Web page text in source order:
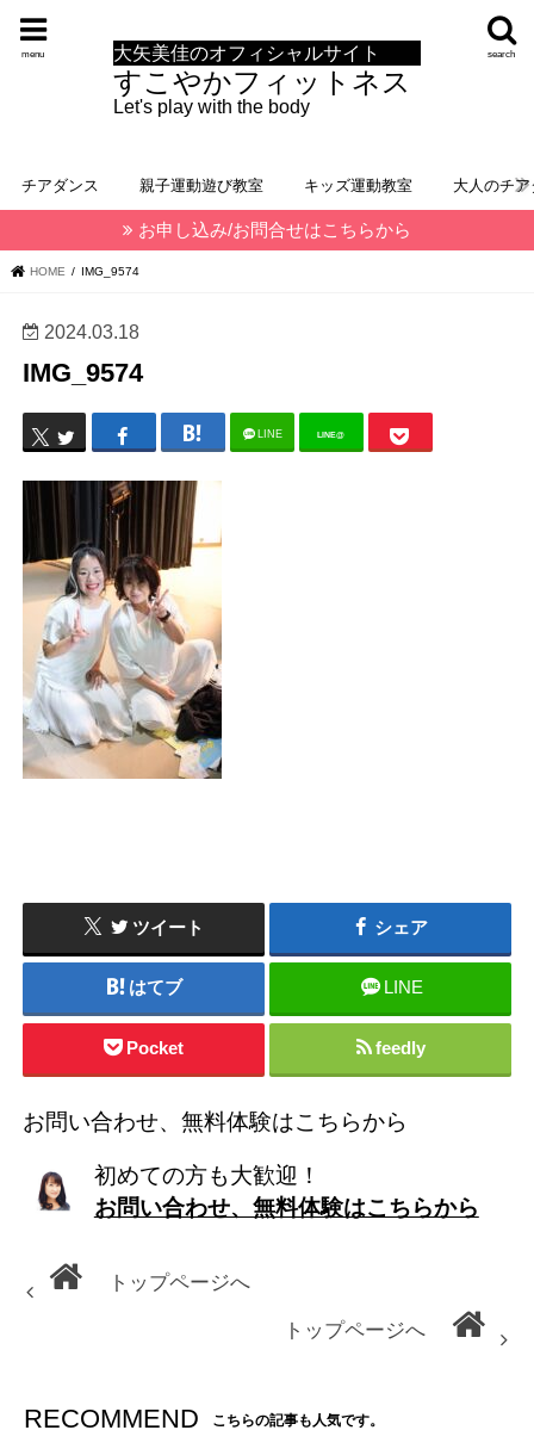
大矢美佳のオフィシャルサイト
すこやかフィットネス
Let's play with the body
search
menu
チアダンス 親子運動遊び教室 キッズ運動教室 大人のチ
お申し込み/お問合せはこちらから
HOME IMG_9574
2024.03.18
IMG_9574
LINE LINE@
ツイート シェア
はてブ LINE
Pocket feedly
お問い合わせ、無料体験はこちらから
初めての方も大歓迎！
お問い合わせ、無料体験はこちらから
トップページへ
トップページへ
RECOMMEND こちらの記事も人気です。